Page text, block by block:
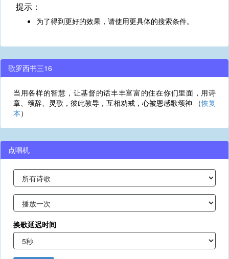
提示：
为了得到更好的效果，请使用更具体的搜索条件。
歌罗西书三16
当用各样的智慧，让基督的话丰丰富富的住在你们里面，用诗
章、颂辞、灵歌，彼此教导，互相劝戒，心被恩感歌颂神 （恢复
本）
点唱机
换歌延迟时间